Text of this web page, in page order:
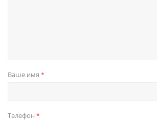
Ваше имя *
Телефон *